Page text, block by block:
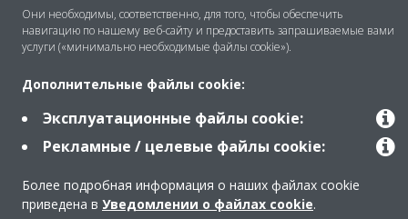
Copyright © Daikin
Правила
Использование cookie
Data Act
Они необходимы, соответственно, для того, чтобы обеспечить
навигацию по нашему веб-сайту и предоставить запрашиваемые вами
услуги («минимально необходимые файлы cookie»).
Дополнительные файлы cookie:
Эксплуатационные файлы cookie:
Рекламные / целевые файлы cookie:
Более подробная информация о наших файлах cookie
приведена в Уведомлении о файлах cookie.